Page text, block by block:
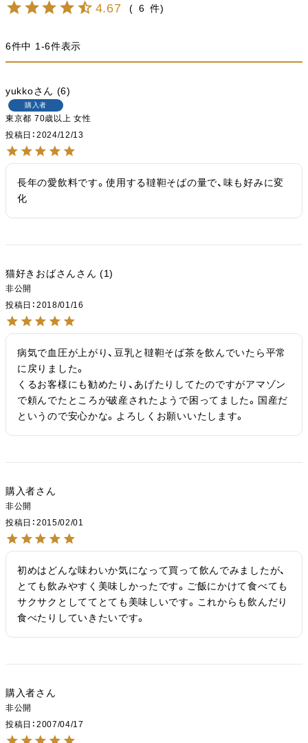
4.67 6
6件中 1-6件表示
yukko 6
購入者
東京都 70歳以上 女性
投稿日
2024/12/13
長年の愛飲料です。使用する韃靼そばの量で、味も好みに変
化
猫好きおばさん 1
非公開
投稿日
2018/01/16
病気で血圧が上がり、豆乳と韃靼そば茶を飲んでいたら平常
に戻りました。
くるお客様にも勧めたり、あげたりしてたのですがアマゾン
で頼んでたところが破産されたようで困ってました。国産だ
というので安心かな。よろしくお願いいたします。
購入者
非公開
投稿日
2015/02/01
初めはどんな味わいか気になって買って飲んでみましたが、
とても飲みやすく美味しかったです。ご飯にかけて食べても
サクサクとしててとても美味しいです。これからも飲んだり
食べたりしていきたいです。
購入者
非公開
投稿日
2007/04/17